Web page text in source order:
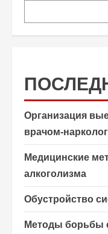
Организация
врачом-
Медицинские
алкоголизма
Обустройство
Методы борьбы